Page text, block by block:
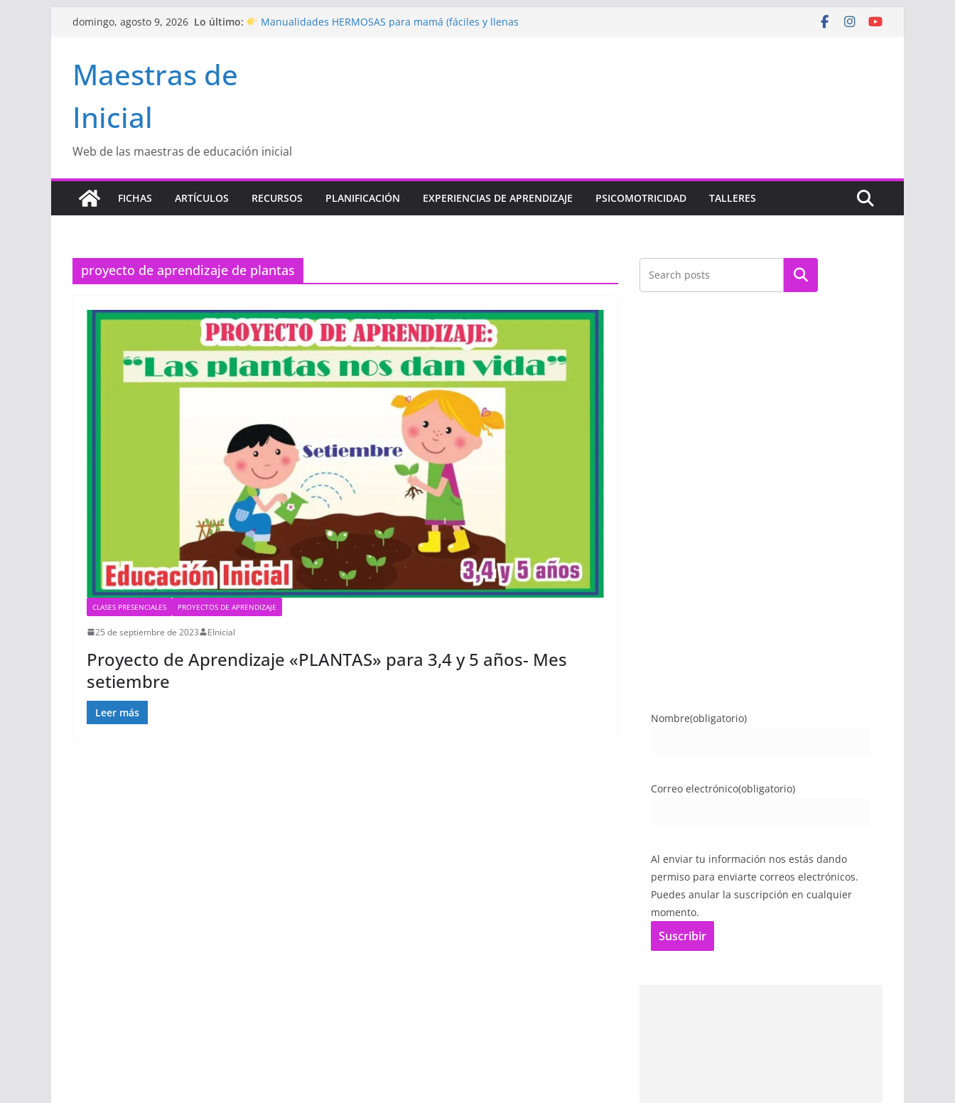
Saltardomingo, agosto 9, 2026 Lo último:
Manualidades HERMOSAS para mamá (fáciles y llenas
Inicial
Maestras de
Inicial
Web de las maestras de educación inicial
FICHAS ARTÍCULOS RECURSOS PLANIFICACIÓN EXPERIENCIAS DE APRENDIZAJE PSICOMOTRICIDAD TALLERES
proyecto de aprendizaje de plantas
CLASES PRESENCIALES PROYECTOS DE APRENDIZAJE
25 de septiembre de 2023 EInicial
Proyecto de Aprendizaje «PLANTAS» para 3,4 y 5 años- Mes
setiembre
Leer más
Buscar
Nombre(obligatorio)
Correo electrónico(obligatorio)
Al enviar tu información nos estás dando
permiso para enviarte correos electrónicos.
Puedes anular la suscripción en cualquier
momento.
Suscribir